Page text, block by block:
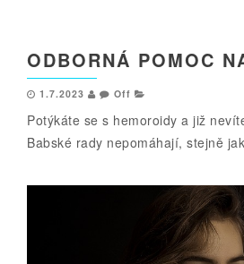
ODBORNÁ POMOC
1.7.2023 Off
Potýkáte se s hemoroidy a již
Babské rady nepomáhají, stejně